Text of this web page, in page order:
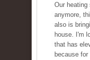
Our heating
anymore,
also is
house. I'm
that has
because